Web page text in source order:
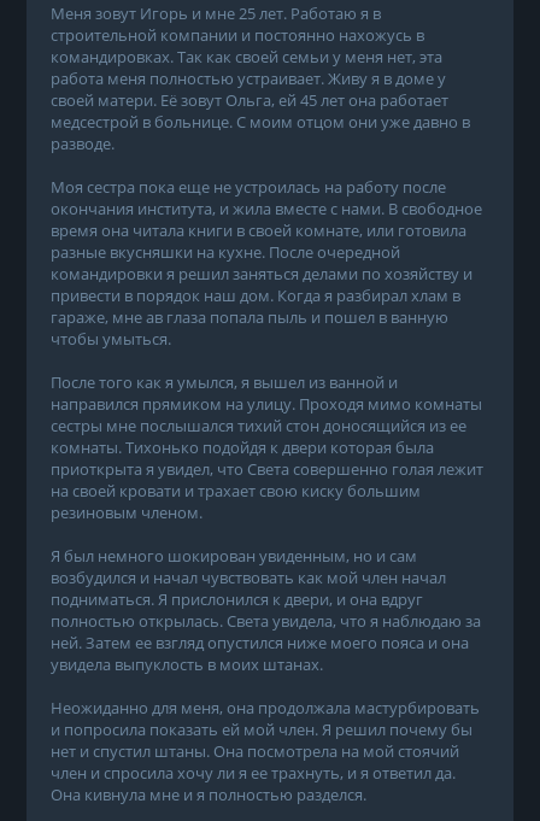
Меня зовут Игорь и мне 25 лет. Работаю я в
строительной компании и постоянно нахожусь в
командировках. Так как своей семьи у меня нет, эта
работа меня полностью устраивает. Живу я в доме у
своей матери. Её зовут Ольга, ей 45 лет она работает
медсестрой в больнице. С моим отцом они уже давно в
разводе.
Моя сестра пока еще не устроилась на работу после
окончания института, и жила вместе с нами. В свободное
время она читала книги в своей комнате, или готовила
разные вкусняшки на кухне. После очередной
командировки я решил заняться делами по хозяйству и
привести в порядок наш дом. Когда я разбирал хлам в
гараже, мне ав глаза попала пыль и пошел в ванную
чтобы умыться.
После того как я умылся, я вышел из ванной и
направился прямиком на улицу. Проходя мимо комнаты
сестры мне послышался тихий стон доносящийся из ее
комнаты. Тихонько подойдя к двери которая была
приоткрыта я увидел, что Света совершенно голая лежит
на своей кровати и трахает свою киску большим
резиновым членом.
Я был немного шокирован увиденным, но и сам
возбудился и начал чувствовать как мой член начал
подниматься. Я прислонился к двери, и она вдруг
полностью открылась. Света увидела, что я наблюдаю за
ней. Затем ее взгляд опустился ниже моего пояса и она
увидела выпуклость в моих штанах.
Неожиданно для меня, она продолжала мастурбировать
и попросила показать ей мой член. Я решил почему бы
нет и спустил штаны. Она посмотрела на мой стоячий
член и спросила хочу ли я ее трахнуть, и я ответил да.
Она кивнула мне и я полностью разделся.